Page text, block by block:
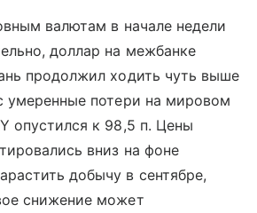
валютам в начале недели
доллар на межбанке
продолжил ходить чуть выше
умеренные потери на мировом
опустился к 98,5 п. Цены
вниз на фоне
добычу в сентябре,
снижение может